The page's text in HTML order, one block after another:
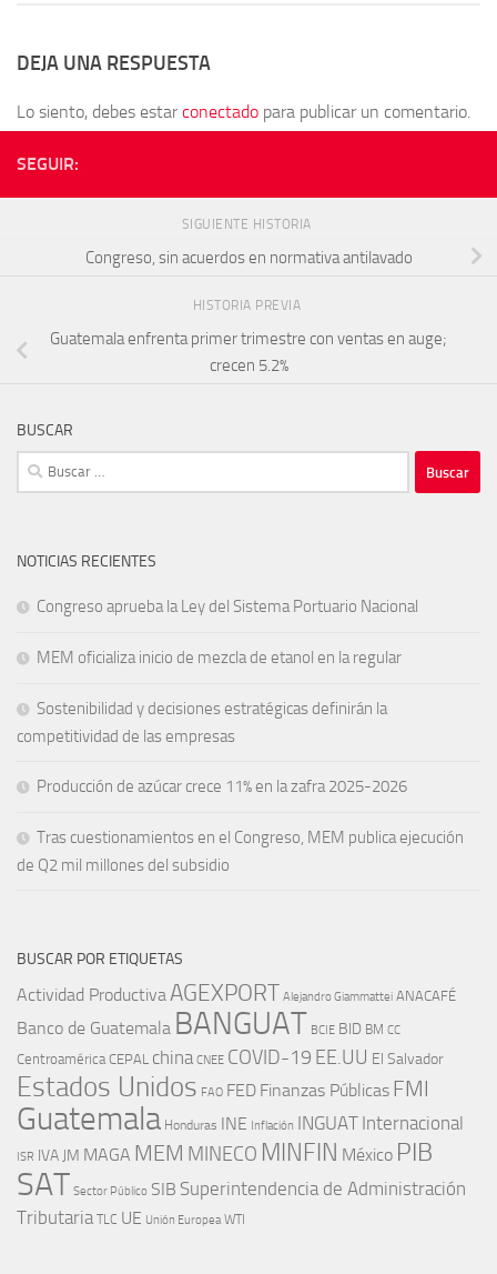
DEJA UNA RESPUESTA
Lo siento, debes estarconectado para publicar un comentario.
SEGUIR:
SIGUIENTE HISTORIA
Congreso, sin acuerdos en normativa antilavado
HISTORIA PREVIA
Guatemala enfrenta primer trimestre con ventas en auge;
crecen 5.2%
BUSCAR
Buscar:
NOTICIAS RECIENTES
Congreso aprueba la Ley del Sistema Portuario Nacional
MEM oficializa inicio de mezcla de etanol en la regular
Sostenibilidad y decisiones estratégicas definirán la
competitividad de las empresas
Producción de azúcar crece 11% en la zafra 2025-2026
Tras cuestionamientos en el Congreso, MEM publica ejecución
de Q2 mil millones del subsidio
BUSCAR POR ETIQUETAS
Actividad ProductivaAGEXPORT Alejandro Giammattei ANACAFÉ
Banco de Guatemala BANGUAT BCIE BID BM CC
Centroamérica CEPAL china CNEE COVID-19 EE.UU El Salvador
Estados Unidos FAO FED Finanzas Públicas FMI
Guatemala Honduras INE Inflación INGUAT Internacional
ISR IVA JM MAGA MEM MINECO MINFIN México PIB
SAT Sector Público SIB Superintendencia de Administración
Tributaria TLC UE Unión Europea WTI